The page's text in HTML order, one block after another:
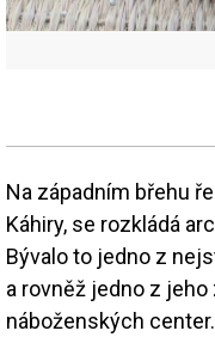
Na západním břehu
Káhiry, se rozkládá
Bývalo to jedno z
a rovněž jedno z
náboženských